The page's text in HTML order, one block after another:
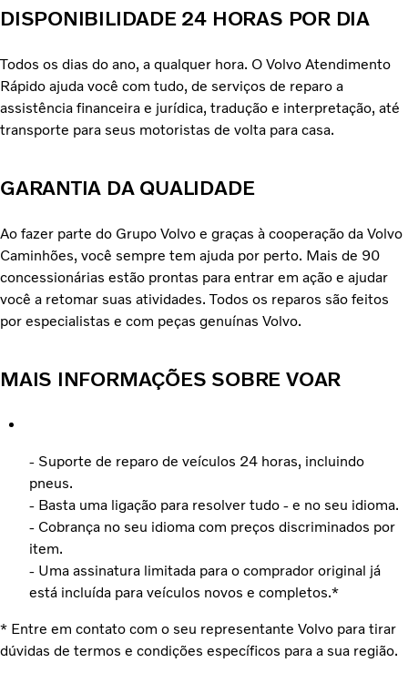
DISPONIBILIDADE 24 HORAS POR DIA
Todos os dias do ano, a qualquer hora. O Volvo Atendimento
Rápido ajuda você com tudo, de serviços de reparo a
assistência financeira e jurídica, tradução e interpretação, até
transporte para seus motoristas de volta para casa.
GARANTIA DA QUALIDADE
Ao fazer parte do Grupo Volvo e graças à cooperação da Volvo
Caminhões, você sempre tem ajuda por perto. Mais de 90
concessionárias estão prontas para entrar em ação e ajudar
você a retomar suas atividades. Todos os reparos são feitos
por especialistas e com peças genuínas Volvo.
MAIS INFORMAÇÕES SOBRE VOAR
- Suporte de reparo de veículos 24 horas, incluindo
pneus.
- Basta uma ligação para resolver tudo - e no seu idioma.
- Cobrança no seu idioma com preços discriminados por
item.
- Uma assinatura limitada para o comprador original já
está incluída para veículos novos e completos.*
* Entre em contato com o seu representante Volvo para tirar
dúvidas de termos e condições específicos para a sua região.